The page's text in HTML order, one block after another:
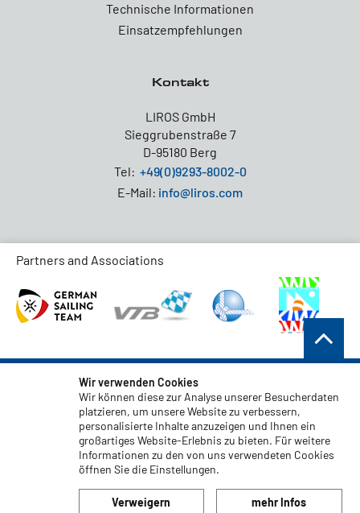
Technische Informationen
Einsatzempfehlungen
Kontakt
LIROS GmbH
Sieggrubenstraße 7
D-95180 Berg
Tel: +49(0)9293-8002-0
E-Mail: info@liros.com
Partners and Associations
AGB
Datenschutz
Haftungsauschluss
Impressum
Code of Conduct
Wir verwenden Cookies
Wir können diese zur Analyse unserer Besucherdaten
platzieren, um unsere Website zu verbessern,
personalisierte Inhalte anzuzeigen und Ihnen ein
großartiges Website-Erlebnis zu bieten. Für weitere
Informationen zu den von uns verwendeten Cookies
öffnen Sie die Einstellungen.
Verweigern mehr Infos